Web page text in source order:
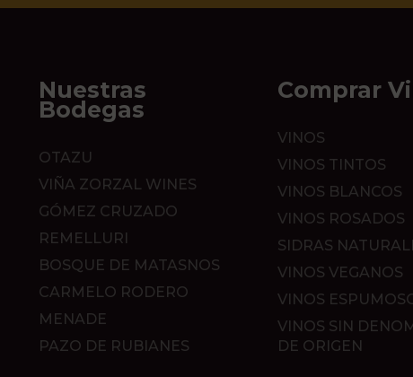
Nuestras
Bodegas
OTAZU
VIÑA ZORZAL WINES
GÓMEZ CRUZADO
REMELLURI
BOSQUE DE MATASNOS
CARMELO RODERO
MENADE
PAZO DE RUBIANES
Comprar
VINOS
VINOS TINTOS
VINOS BLANCOS
VINOS ROSADOS
SIDRAS
VINOS VEGANOS
VINOS
VINOS SIN
DE ORIGEN